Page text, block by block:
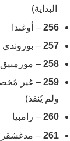
البداية)
256 – أوغندا
257 – بوروندي
258 – موزمبيق
259 – غير
ولم يُنفذ)
260 – زامبيا
261 – مدغشقر